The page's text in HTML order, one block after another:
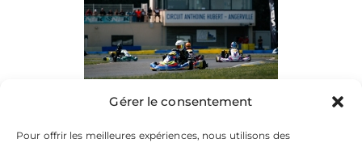
Gérer le consentement
Pour offrir les meilleures expériences, nous utilisons des